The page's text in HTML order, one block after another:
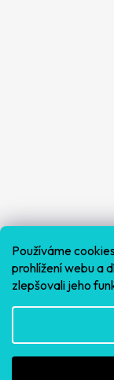
Používáme
prohlížení webu a
zlepšovali jeho